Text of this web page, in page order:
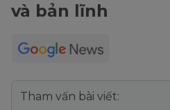
và bản lĩnh
Tham vấn bài viết: